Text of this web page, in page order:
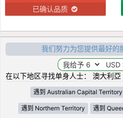
已确认品质
我们努力为您提供最好的
在以下地区寻找单身人士： 澳大利亞
遇到 Australian Capital Territory
遇到 Northern Territory 遇到